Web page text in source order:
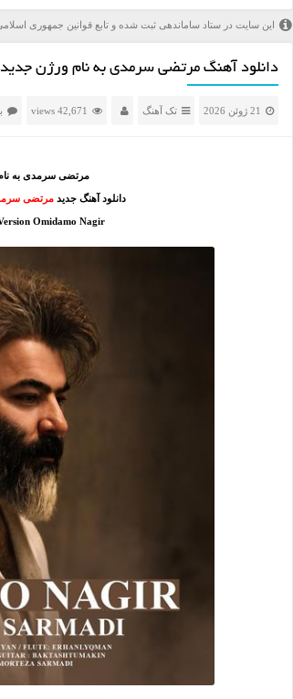
این سایت در ستاد ساماندهی ثبت شده و تابع قوانین جمهوری
دانلود آهنگ مرتضی سرمدی به نام ورژن جدید
21 ژوئن 2026 تک آهنگ 42,671 views
مرتضی سرمدی به نام
دانلود آهنگ جدید مرتضی
Omidamo Nagir